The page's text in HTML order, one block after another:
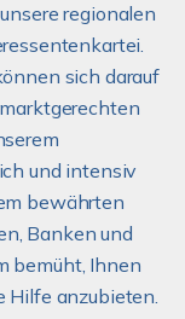
regionalen
sich darauf
und intensiv
bewährten
Banken und
bemüht, Ihnen
Hilfe anzubieten.